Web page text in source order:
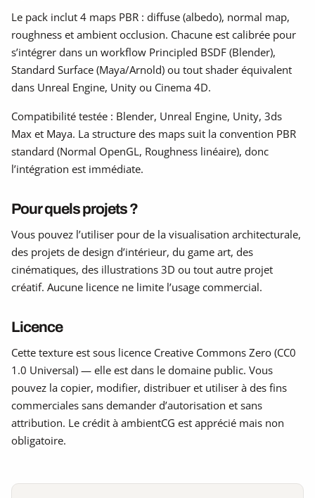
Le pack inclut 4 maps PBR : diffuse (albedo), normal map,
roughness et ambient occlusion. Chacune est calibrée pour
s’intégrer dans un workflow Principled BSDF (Blender),
Standard Surface (Maya/Arnold) ou tout shader équivalent
dans Unreal Engine, Unity ou Cinema 4D.
Compatibilité testée : Blender, Unreal Engine, Unity, 3ds
Max et Maya. La structure des maps suit la convention PBR
standard (Normal OpenGL, Roughness linéaire), donc
l’intégration est immédiate.
Pour quels projets ?
Vous pouvez l’utiliser pour de la visualisation architecturale,
des projets de design d’intérieur, du game art, des
cinématiques, des illustrations 3D ou tout autre projet
créatif. Aucune licence ne limite l’usage commercial.
Licence
Cette texture est sous licence Creative Commons Zero (CC0
1.0 Universal) — elle est dans le domaine public. Vous
pouvez la copier, modifier, distribuer et utiliser à des fins
commerciales sans demander d’autorisation et sans
attribution. Le crédit à ambientCG est apprécié mais non
obligatoire.